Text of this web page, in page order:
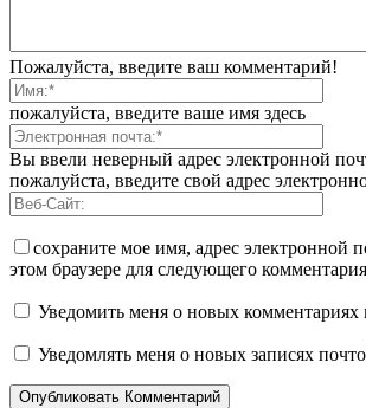
Пожалуйста, введите ваш комментарий!
пожалуйста, введите ваше имя здесь
Вы ввели неверный адрес электронной
пожалуйста, введите свой адрес
сохраните мое имя, адрес электронной
этом браузере для следующего
Уведомить меня о новых комментариях
Уведомлять меня о новых записях